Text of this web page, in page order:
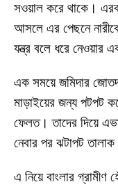
সওয়াল করে থাকে।
আসলে এর পেছনে
যন্ত্র বলে ধরে নেওয়ার
এক সময়ে জমিদার
মাড়াইয়ের জন্য পটপট
ফেলত। তাদের দিয়ে
নেবার পর ঝটাপট তালাক
এ নিয়ে বাংলার